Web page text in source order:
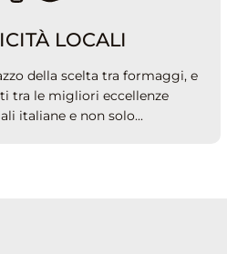
LOCALI
della scelta tra formaggi, e
tra le migliori eccellenze
italiane e non solo...